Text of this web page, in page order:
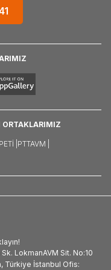
ORTAKLARIMIZ
| PTTAVM |
LokmanAVM Sit. No:10
Türkiye İstanbul Ofis: